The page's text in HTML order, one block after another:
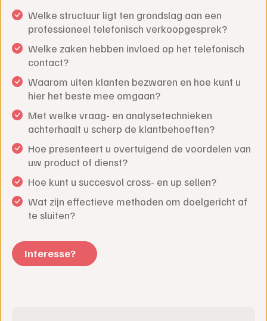
Welke structuur ligt ten grondslag aan een
professioneel telefonisch verkoopgesprek?
Welke zaken hebben invloed op het telefonisch
contact?
Waarom uiten klanten bezwaren en hoe kunt u
hier het beste mee omgaan?
Met welke vraag- en analysetechnieken
achterhaalt u scherp de klantbehoeften?
Hoe presenteert u overtuigend de voordelen van
uw product of dienst?
Hoe kunt u succesvol cross- en up sellen?
Wat zijn effectieve methoden om doelgericht af
te sluiten?
Interesse?